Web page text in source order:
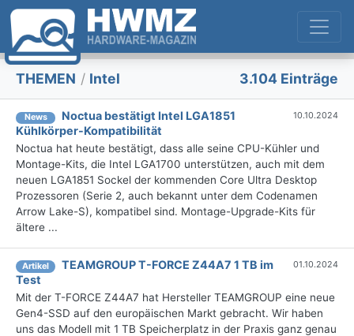
THEMEN / Intel 3.104 Einträge
News
Noctua bestätigt Intel LGA1851
Kühlkörper-Kompatibilität
10.10.2024
Noctua hat heute bestätigt, dass alle seine CPU-Kühler und
Montage-Kits, die Intel LGA1700 unterstützen, auch mit dem
neuen LGA1851 Sockel der kommenden Core Ultra Desktop
Prozessoren (Serie 2, auch bekannt unter dem Codenamen
Arrow Lake-S), kompatibel sind. Montage-Upgrade-Kits für
ältere ...
Artikel
TEAMGROUP T-FORCE Z44A7 1 TB im
Test
01.10.2024
Mit der T-FORCE Z44A7 hat Hersteller TEAMGROUP eine neue
Gen4-SSD auf den europäischen Markt gebracht. Wir haben
uns das Modell mit 1 TB Speicherplatz in der Praxis ganz genau